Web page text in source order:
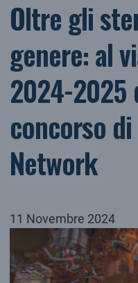
Oltre gli
genere: al
2024-2025
concorso di
Network
11 Novembre 2024